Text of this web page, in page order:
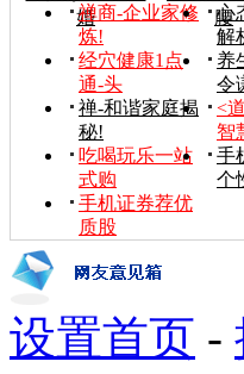
婚
腰
禅商-企业家修
炼!
心
解
经穴健康1点
通-头
养
令
禅-和谐家庭揭
秘!
<
智
吃喝玩乐一站
式购
手
个
手机证券荐优
质股
设置首页 -